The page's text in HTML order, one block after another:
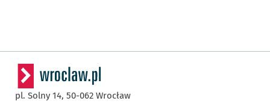
pl. Solny 14, 50-062 Wrocław